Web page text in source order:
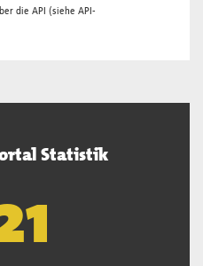
die API (siehe API-
Statistik